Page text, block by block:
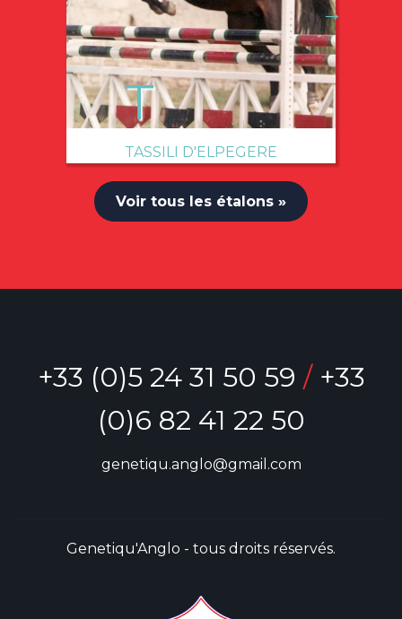
TASSILI D'ELPEGERE
→
Voir tous les étalons »
+33 (0)5 24 31 50 59 / +33
(0)6 82 41 22 50
genetiqu.anglo@gmail.com
Genetiqu'Anglo - tous droits réservés.